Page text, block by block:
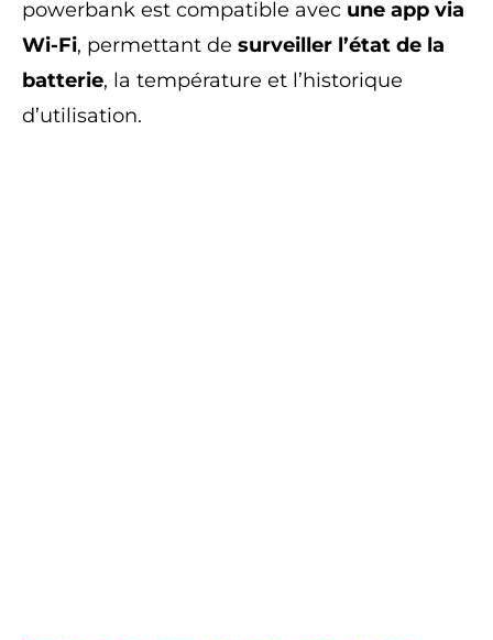
powerbank est compatible avec une app via
Wi-Fi, permettant de surveiller l’état de la
batterie, la température et l’historique
d’utilisation.